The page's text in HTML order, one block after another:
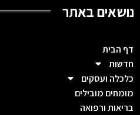
נושאים באתר
דף הבית
חדשות
כלכלה ועסקים
מומחים מובילים
בריאות ורפואה